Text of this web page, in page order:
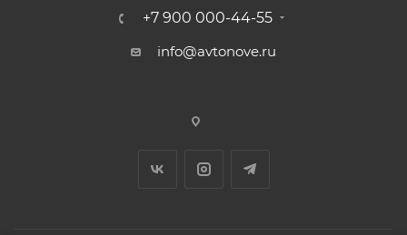
+7 900 000-44-55
info@avtonove.ru